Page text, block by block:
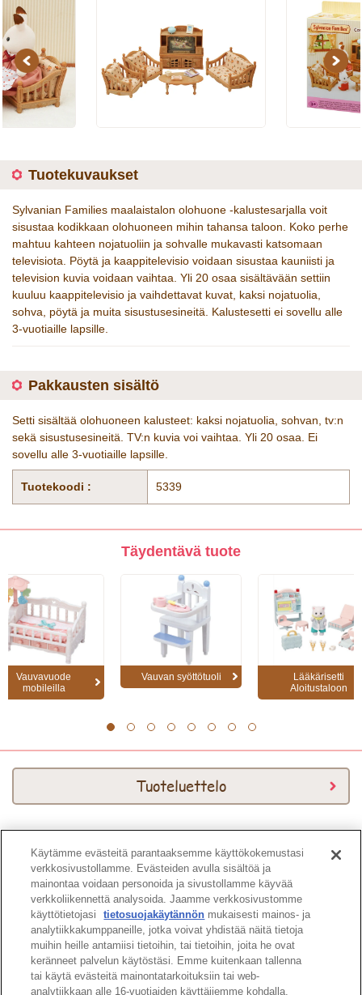
Previous Next
Tuotekuvaukset
Sylvanian Families maalaistalon olohuone -kalustesarjalla voit
sisustaa kodikkaan olohuoneen mihin tahansa taloon. Koko perhe
mahtuu kahteen nojatuoliin ja sohvalle mukavasti katsomaan
televisiota. Pöytä ja kaappitelevisio voidaan sisustaa kauniisti ja
television kuvia voidaan vaihtaa. Yli 20 osaa sisältävään settiin
kuuluu kaappitelevisio ja vaihdettavat kuvat, kaksi nojatuolia,
sohva, pöytä ja muita sisustusesineitä. Kalustesetti ei sovellu alle
3-vuotiaille lapsille.
Pakkausten sisältö
Setti sisältää olohuoneen kalusteet: kaksi nojatuolia, sohvan, tv:n
sekä sisustusesineitä. TV:n kuvia voi vaihtaa. Yli 20 osaa. Ei
sovellu alle 3-vuotiaille lapsille.
Tuotekoodi : 5339
Täydentävä tuote
Vauvavuode
mobileilla
Vauvan syöttötuoli
Lääkärisetti
Aloitustaloon
Tuoteluettelo
Download Kuvasto
Sivun ylös
Käytämme evästeitä parantaaksemme käyttökokemustasi
verkkosivustollamme. Evästeiden avulla sisältöä ja
mainontaa voidaan personoida ja sivustollamme käyvää
verkkoliikennettä analysoida. Jaamme verkkosivustomme
käyttötietojasi
tietosuojakäytännön mukaisesti mainos- ja
analytiikkakumppaneille, jotka voivat yhdistää näitä tietoja
muihin heille antamiisi tietoihin, tai tietoihin, joita he ovat
keränneet palvelun käytöstäsi. Emme kuitenkaan tallenna
tai käytä evästeitä mainontatarkoituksiin tai web-
analytiikkaan alle 16-vuotiaiden käyttäjiemme kohdalla.